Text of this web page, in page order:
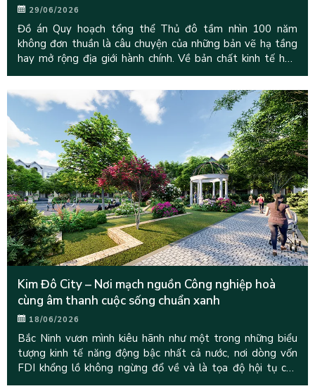
29/06/2026
Đồ án Quy hoạch tổng thể Thủ đô tầm nhìn 100 năm
không đơn thuần là câu chuyện của những bản vẽ hạ tầng
hay mở rộng địa giới hành chính. Về bản chất kinh tế học,
đây là một
Kim Đô City – Nơi mạch nguồn Công nghiệp hoà
cùng âm thanh cuộc sống chuẩn xanh
18/06/2026
Bắc Ninh vươn mình kiêu hãnh như một trong những biểu
tượng kinh tế năng động bậc nhất cả nước, nơi dòng vốn
FDI khổng lồ không ngừng đổ về và là tọa độ hội tụ của
hàng vạn chuyên